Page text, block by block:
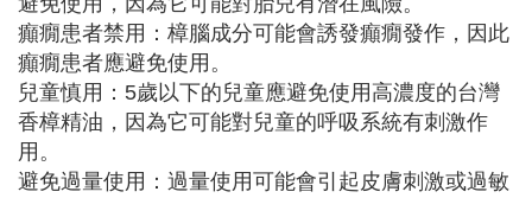
癲癇患者禁用：樟腦成分可能會誘發癲癇發作，因此
癲癇患者應避免使用。
兒童慎用：5歲以下的兒童應避免使用高濃度的台灣
香樟精油，因為它可能對兒童的呼吸系統有刺激作
用。
避免過量使用：過量使用可能會引起皮膚刺激或過敏